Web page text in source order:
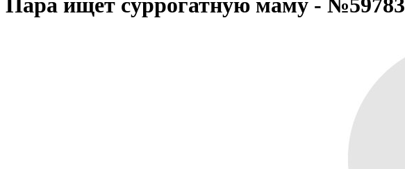
Пара ищет суррогатную маму - №59783